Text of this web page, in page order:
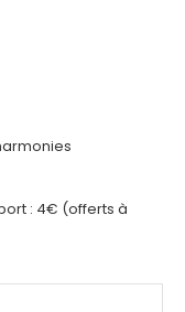
: 4€ (offerts à